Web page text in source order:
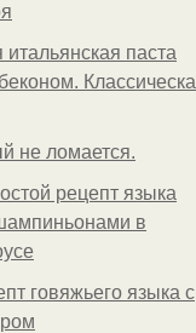
итальянская паста
не ломается.
рецепт языка
в
говяжьего языка с